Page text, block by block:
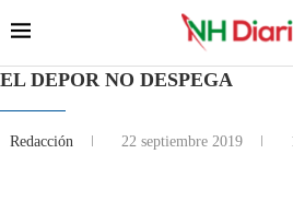
EL DEPOR NO DESPEGA
Redacción 22 septiembre 2019